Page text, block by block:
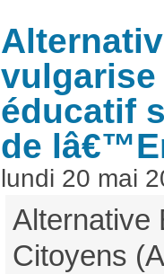
vulgarise
éducatif
de
lundi 20 mai
Alternative
Citoyens